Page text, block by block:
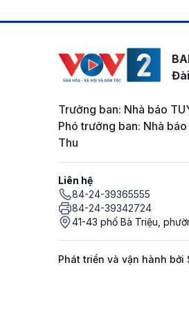
Trưởng ban: Nhà báo
Phó trưởng ban: Nhà
Thu
Liên hệ
84-24-39365555
84-24-39342724
41-43 phố Bà Triệu,
Phát triển và vận hành bởi